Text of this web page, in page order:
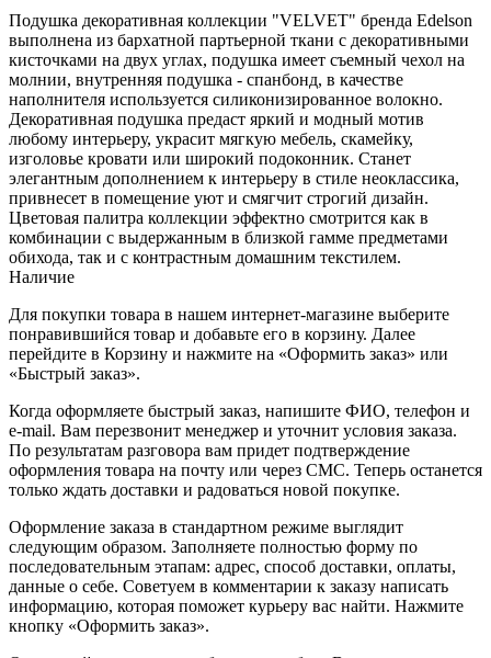
Подушка декоративная коллекции "VELVET" бренда Edelson
выполнена из бархатной партьерной ткани с декоративными
кисточками на двух углах, подушка имеет съемный чехол на
молнии, внутренняя подушка - спанбонд, в качестве
наполнителя используется силиконизированное волокно.
Декоративная подушка предаст яркий и модный мотив
любому интерьеру, украсит мягкую мебель, скамейку,
изголовье кровати или широкий подоконник. Станет
элегантным дополнением к интерьеру в стиле неоклассика,
привнесет в помещение уют и смягчит строгий дизайн.
Цветовая палитра коллекции эффектно смотрится как в
комбинации с выдержанным в близкой гамме предметами
обихода, так и с контрастным домашним текстилем.
Наличие
Для покупки товара в нашем интернет-магазине выберите
понравившийся товар и добавьте его в корзину. Далее
перейдите в Корзину и нажмите на «Оформить заказ» или
«Быстрый заказ».
Когда оформляете быстрый заказ, напишите ФИО, телефон и
e-mail. Вам перезвонит менеджер и уточнит условия заказа.
По результатам разговора вам придет подтверждение
оформления товара на почту или через СМС. Теперь останется
только ждать доставки и радоваться новой покупке.
Оформление заказа в стандартном режиме выглядит
следующим образом. Заполняете полностью форму по
последовательным этапам: адрес, способ доставки, оплаты,
данные о себе. Советуем в комментарии к заказу написать
информацию, которая поможет курьеру вас найти. Нажмите
кнопку «Оформить заказ».